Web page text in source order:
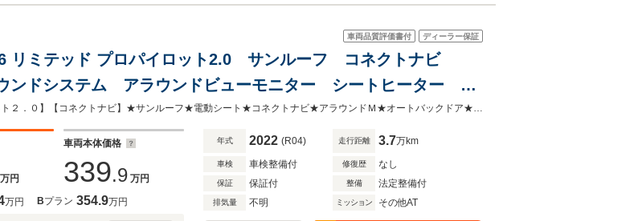
車両品質評価書付 ディーラー保証
リミテッド プロパイロット2.0 サンルーフ コネクトナビ
ンドシステム アラウンドビューモニター シートヒーター
ドライト スマートルームミラー ETC2.0 オートバックドア
万円
車両本体価格
339.9 万円
万円 Bプラン 354.9万円
年式 2022 (R04) 走行距離 3.7万km
車検 車検整備付 修復歴 なし
保証 保証付 整備 法定整備付
排気量 不明 ミッション その他AT